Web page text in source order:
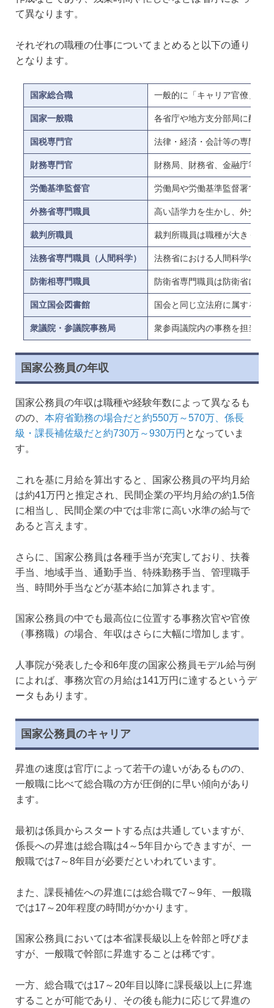
て異なります。
それぞれの職種の仕事についてまとめると以下の通り
となります。
国家総合職 一般的に「キャリア官僚」と
国家一般職 各省庁や地方支分部局に配属
国税専門官 法律・経済・会計等の専門知
財務専門官 財務局、財務省、金融庁等の
労働基準監督官 労働局や労働基準監督署で勤
外務省専門職員 高い語学力を生かし、外交の
裁判所職員 裁判所職員は職種が大きく裁
法務省専門職員（人間科学） 法務省における人間科学の知
防衛相専門職員 防衛省専門職員は防衛省に所
国立国会図書館 国会と同じ立法府に属する国
衆議院・参議院事務局 衆参両議院内の事務を担当。
国家公務員の年収
国家公務員の年収は職種や経験年数によって異なるも
のの、 本府省勤務の場合だと約550万～570万、係長
級・課長補佐級だと約730万～930万円 となっていま
す。
これを基に月給を算出すると、国家公務員の平均月給
は約41万円と推定され、民間企業の平均月給の約1.5倍
に相当し、民間企業の中では非常に高い水準の給与で
あると言えます。
さらに、国家公務員は各種手当が充実しており、扶養
手当、地域手当、通勤手当、特殊勤務手当、管理職手
当、時間外手当などが基本給に加算されます。
国家公務員の中でも最高位に位置する事務次官や官僚
（事務職）の場合、年収はさらに大幅に増加します。
人事院が発表した令和6年度の国家公務員モデル給与例
によれば、事務次官の月給は141万円に達するというデ
ータもあります。
国家公務員のキャリア
昇進の速度は官庁によって若干の違いがあるものの、
一般職に比べて総合職の方が圧倒的に早い傾向があり
ます。
最初は係員からスタートする点は共通していますが、
係長への昇進は総合職は4～5年目からできますが、一
般職では7～8年目が必要だといわれています。
また、課長補佐への昇進には総合職で7～9年、一般職
では17～20年程度の時間がかかります。
国家公務員においては本省課長級以上を幹部と呼びま
すが、一般職で幹部に昇進することは稀です。
一方、総合職では17～20年目以降に課長級以上に昇進
することが可能であり、その後も能力に応じて昇進の